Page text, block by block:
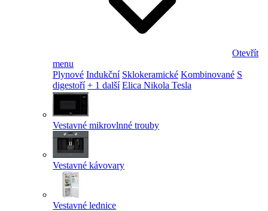
Otevřít
menu
Plynové Indukční Sklokeramické Kombinované S
digestoří + 1 další Elica Nikola Tesla
Vestavné mikrovlnné trouby
Vestavné kávovary
Vestavné lednice